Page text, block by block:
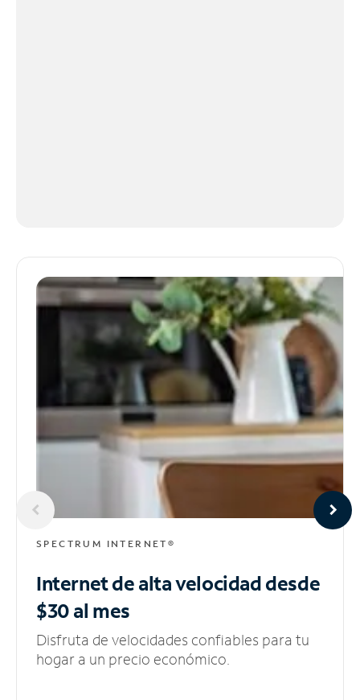
SPECTRUM INTERNET®
Internet de alta velocidaddesde
$30 al mes
Disfruta de velocidades confiables para tu
hogar a un precio económico.